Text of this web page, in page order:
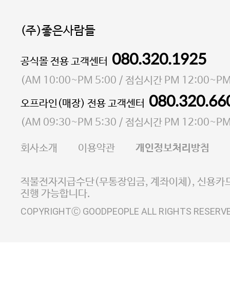
(주)좋은사람들
대표 이성현,박영환| 개인정보관리책임자 김상현
소재지 서울특별시 마포구 마포대로4다길 41 마포
통신판매업 신고번호 2023-서울마포-3931호
사업자등록번호 105-81-58242
E-MAIL goodpeople@gpin.co.kr
사업자정보확인
이니시스 에스크로 서비
공식몰 전용 고객센터 080.320.1925
(AM 10:00~PM 5:00 / 점심시간 PM
오프라인(매장) 전용 고객센터
(AM 09:30~PM 5:30 / 점심시간 PM
회사소개 이용약관 개인정보처리방침
직불전자지급수단(무통장입금, 계좌이체), 신용카
진행 가능합니다.
COPYRIGHTⒸ GOODPEOPLE ALL RIGHTS